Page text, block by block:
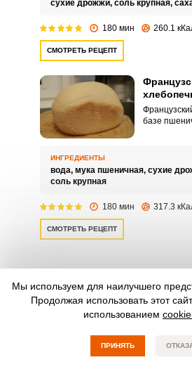
сухие дрожжи, соль крупная,
180 мин 260.1
СМОТРЕТЬ РЕЦЕПТ
базе
ИНГРЕДИЕНТЫ
вода, мука пшеничная, сухие
соль крупная
180 мин 317.3
СМОТРЕТЬ РЕЦЕПТ
условиях
Простой
день.
Мы используем для наилучшего
Продолжая использовать этот
использованием
ПРИНЯТЬ